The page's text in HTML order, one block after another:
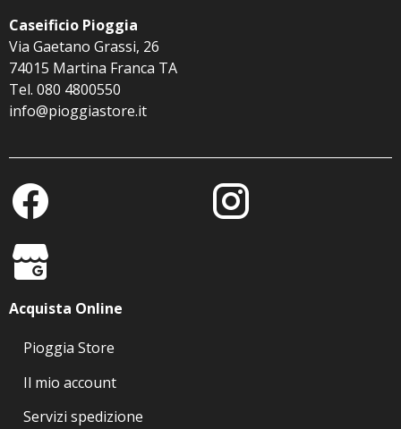
Caseificio Pioggia
Via Gaetano Grassi, 26
74015 Martina Franca TA
Tel. 080 4800550
info@pioggiastore.it
Acquista Online
Pioggia Store
Il mio account
Servizi spedizione